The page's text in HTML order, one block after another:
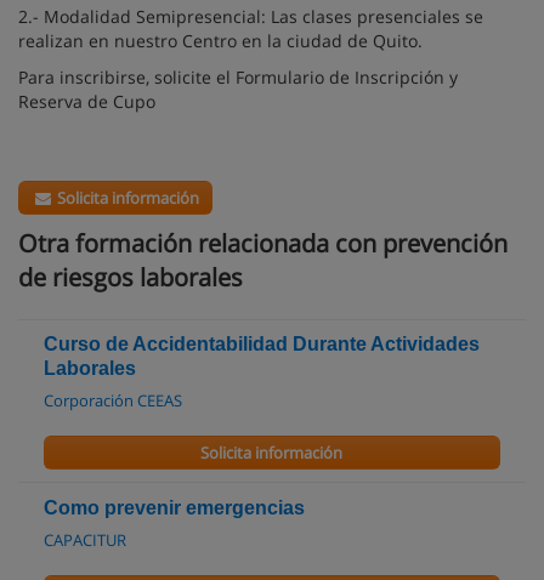
2.- Modalidad Semipresencial: Las clases presenciales se
realizan en nuestro Centro en la ciudad de Quito.
Para inscribirse, solicite el Formulario de Inscripción y
Reserva de Cupo
Solicita información
Otra formación relacionada con prevención
de riesgos laborales
Curso de Accidentabilidad Durante Actividades
Laborales
Corporación CEEAS
Solicita información
Como prevenir emergencias
CAPACITUR